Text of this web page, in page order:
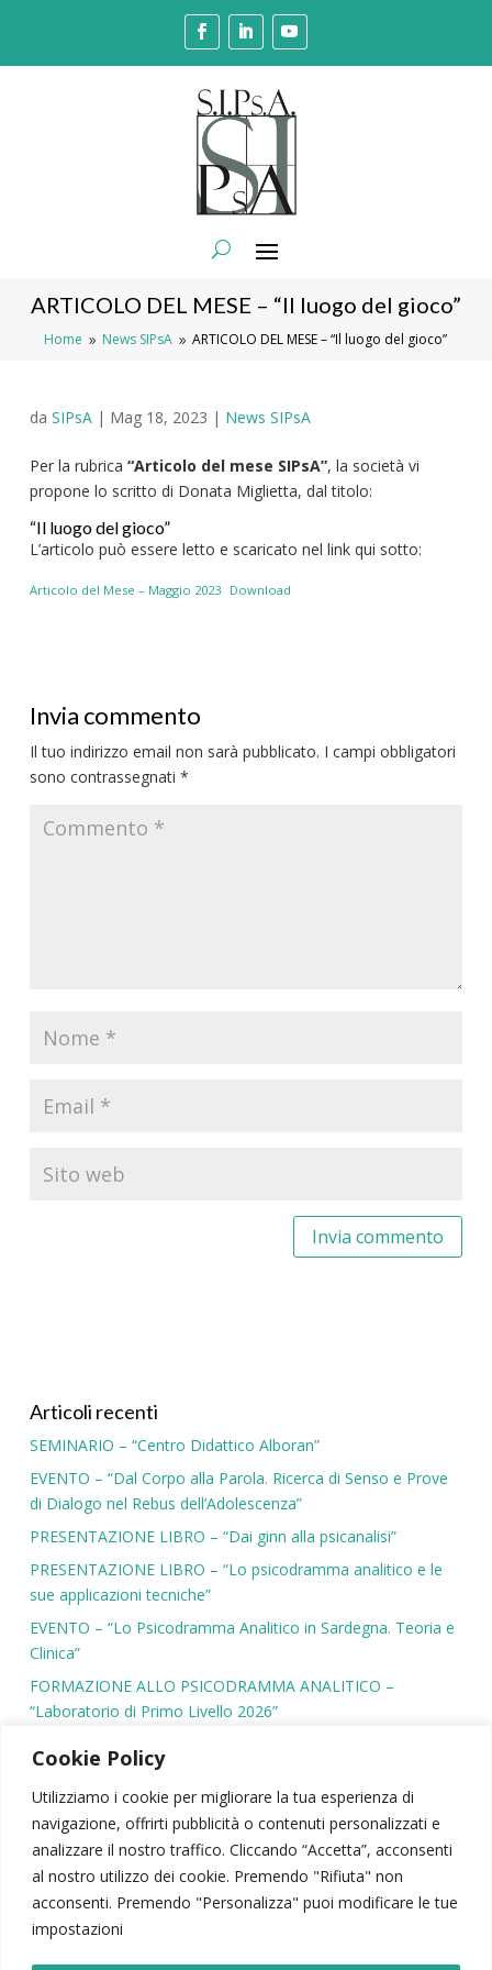
Cookie Policy
Utilizziamo i cookie per migliorare la tua esperienza di
navigazione, offrirti pubblicità o contenuti personalizzati e
analizzare il nostro traffico. Cliccando “Accetta”, acconsenti
al nostro utilizzo dei cookie. Premendo "Rifiuta" non
acconsenti. Premendo "Personalizza" puoi modificare le tue
impostazioni
ARTICOLO DEL MESE – “Il luogo del gioco”
Home 9 News SIPsA 9 ARTICOLO DEL MESE – “Il luogo del gioco”
da SIPsA| Mag 18, 2023 | News SIPsA
Per la rubrica “Articolo del mese SIPsA”, la società vi
propone lo scritto di Donata Miglietta, dal titolo:
“Il luogo del gioco”
L’articolo può essere letto e scaricato nel link qui sotto:
Articolo del Mese – Maggio 2023 Download
Invia commento
Il tuo indirizzo email non sarà pubblicato. I campi obbligatori
sono contrassegnati *
Articoli recenti
SEMINARIO – “Centro Didattico Alboran”
EVENTO – “Dal Corpo alla Parola. Ricerca di Senso e Prove
di Dialogo nel Rebus dell’Adolescenza”
PRESENTAZIONE LIBRO – “Dai ginn alla psicanalisi”
PRESENTAZIONE LIBRO – “Lo psicodramma analitico e le
sue applicazioni tecniche”
EVENTO – “Lo Psicodramma Analitico in Sardegna. Teoria e
Clinica”
FORMAZIONE ALLO PSICODRAMMA ANALITICO –
“Laboratorio di Primo Livello 2026”
SIPSA| PSICODRAMMA | ATTIVITÀ SCIENTIFICA
CONTATTI |AREA RISERVATA |NEWSLETTER
© 2026 – Società Italiana di Psicodramma Analitico